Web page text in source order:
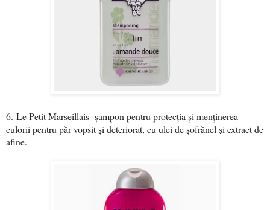
6. Le Petit Marseillais -șampon pentru protecția și menținerea
culorii pentru păr vopsit și deteriorat, cu ulei de șofrănel și extract de
afine.